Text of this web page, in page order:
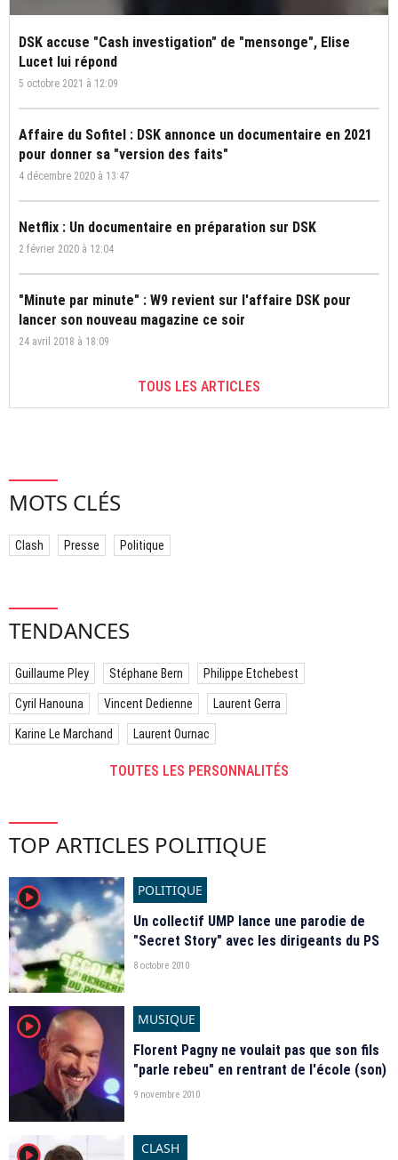
DSK accuse "Cash investigation" de "mensonge", Elise
Lucet lui répond
5 octobre 2021 à 12:09
Affaire du Sofitel : DSK annonce un documentaire en 2021
pour donner sa "version des faits"
4 décembre 2020 à 13:47
Netflix : Un documentaire en préparation sur DSK
2 février 2020 à 12:04
"Minute par minute" : W9 revient sur l'affaire DSK pour
lancer son nouveau magazine ce soir
24 avril 2018 à 18:09
TOUS LES ARTICLES
MOTS CLÉS
Clash Presse Politique
TENDANCES
Guillaume Pley Stéphane Bern Philippe Etchebest
Cyril Hanouna Vincent Dedienne Laurent Gerra
Karine Le Marchand Laurent Ournac
TOUTES LES PERSONNALITÉS
TOP ARTICLES POLITIQUE
player2
POLITIQUE
Un collectif UMP lance une parodie de
"Secret Story" avec les dirigeants du PS
8 octobre 2010
player2
MUSIQUE
Florent Pagny ne voulait pas que son fils
"parle rebeu" en rentrant de l'école (son)
9 novembre 2010
CLASH